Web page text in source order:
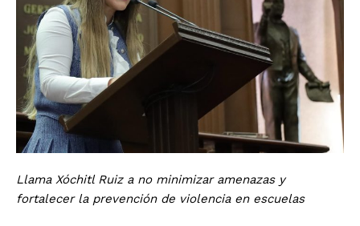
Llama Xóchitl Ruiz a no minimizar amenazas y
fortalecer la prevención de violencia en escuelas